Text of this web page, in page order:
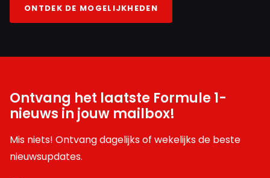
ONTDEK DE MOGELIJKHEDEN
Ontvang het laatste Formule 1-
nieuws in jouw mailbox!
Mis niets! Ontvang dagelijks of wekelijks de beste
nieuwsupdates.